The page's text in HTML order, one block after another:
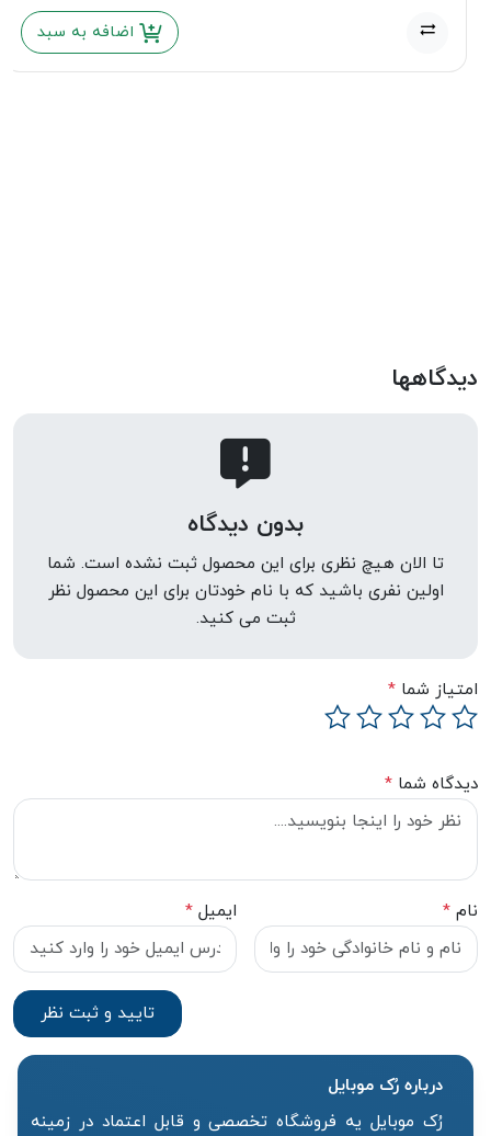
اضافه به سبد
دیدگاهها
بدون دیدگاه
تا الان هیچ نظری برای این محصول ثبت نشده است. شما
اولین نفری باشید که با نام خودتان برای این محصول نظر
ثبت می کنید.
امتیاز شما *
دیدگاه شما *
نام * ایمیل *
درباره رُک‌ موبایل
رُک موبایل یه فروشگاه تخصصی و قابل اعتماد در زمینه